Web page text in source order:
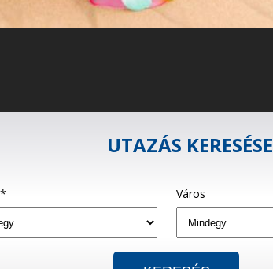
UTAZÁS KERESÉSE
Város